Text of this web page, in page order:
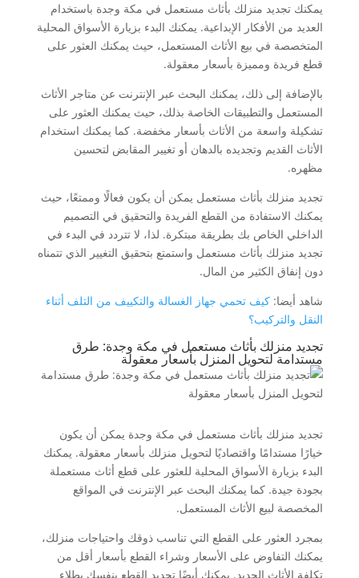
يمكنك تجديد منزلك بأثاث مستعمل في مكة وجدة باستخدام
العديد من الأفكار الإبداعية. يمكنك البدء بزيارة الأسواق المحلية
المتخصصة في بيع الأثاث المستعمل، حيث يمكنك العثور على
قطع فريدة ومميزة بأسعار معقولة.
بالإضافة إلى ذلك، يمكنك البحث عبر الإنترنت عن متاجر الأثاث
المستعمل والتطبيقات الخاصة بذلك، حيث يمكنك العثور على
تشكيلة واسعة من الأثاث بأسعار مخفضة. كما يمكنك استخدام
الأثاث القديم وتجديده بالدهان أو تغيير المقابض لتحسين
مظهره.
تجديد منزلك بأثاث مستعمل يمكن أن يكون فعالًا وممتعًا، حيث
يمكنك الاستفادة من القطع الفريدة والتحقيق في التصميم
الداخلي الخاص بك بطريقة مبتكرة. لذا، لا تتردد في البدء في
تجديد منزلك بأثاث مستعمل واستمتع بتحقيق التغيير الذي تتمناه
دون إنفاق الكثير من المال.
شاهد أيضا: كيف تحمي جهاز الغسالة والتكييف من التلف أثناء
النقل والتركيب؟
تجديد منزلك بأثاث مستعمل في مكة وجدة: طرق
مستدامة لتحويل المنزل بأسعار معقولة
تجديد منزلك بأثاث مستعمل في مكة وجدة يمكن أن يكون
خيارًا مستدامًا واقتصاديًا لتحويل منزلك بأسعار معقولة. يمكنك
البدء بزيارة الأسواق المحلية للعثور على قطع أثاث مستعملة
بجودة جيدة. كما يمكنك البحث عبر الإنترنت في المواقع
المخصصة لبيع الأثاث المستعمل.
بمجرد العثور على القطع التي تناسب ذوقك واحتياجات منزلك،
يمكنك التفاوض على الأسعار وشراء القطع بأسعار أقل من
تكلفة الأثاث الجديد. يمكنك أيضًا تجديد القطع بنفسك بطلاء